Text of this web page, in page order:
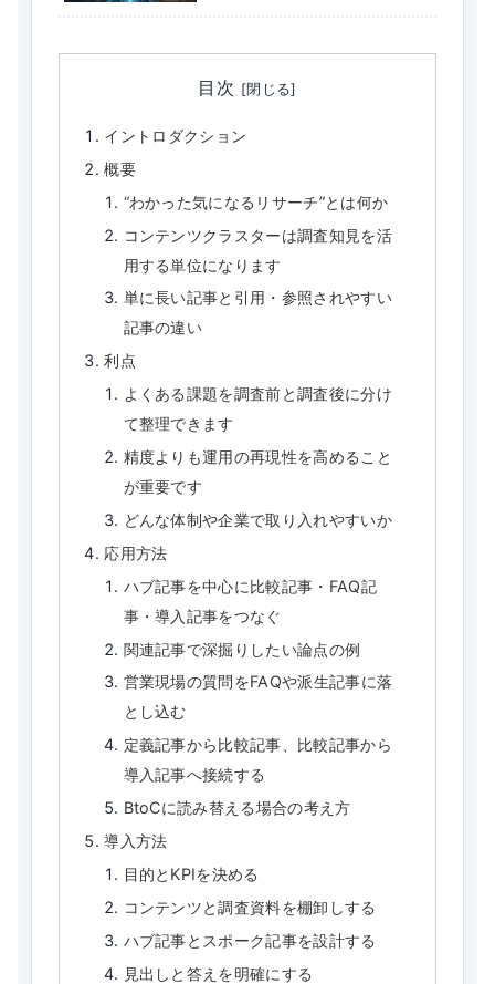
目次
イントロダクション
概要
“わかった気になるリサーチ”とは何か
コンテンツクラスターは調査知見を活
用する単位になります
単に長い記事と引用・参照されやすい
記事の違い
利点
よくある課題を調査前と調査後に分け
て整理できます
精度よりも運用の再現性を高めること
が重要です
どんな体制や企業で取り入れやすいか
応用方法
ハブ記事を中心に比較記事・FAQ記
事・導入記事をつなぐ
関連記事で深掘りしたい論点の例
営業現場の質問をFAQや派生記事に落
とし込む
定義記事から比較記事、比較記事から
導入記事へ接続する
BtoCに読み替える場合の考え方
導入方法
目的とKPIを決める
コンテンツと調査資料を棚卸しする
ハブ記事とスポーク記事を設計する
見出しと答えを明確にする